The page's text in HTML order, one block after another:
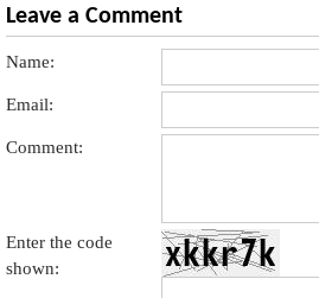
Leave a Comment
Name:
Email:
Comment:
Enter the code
shown: